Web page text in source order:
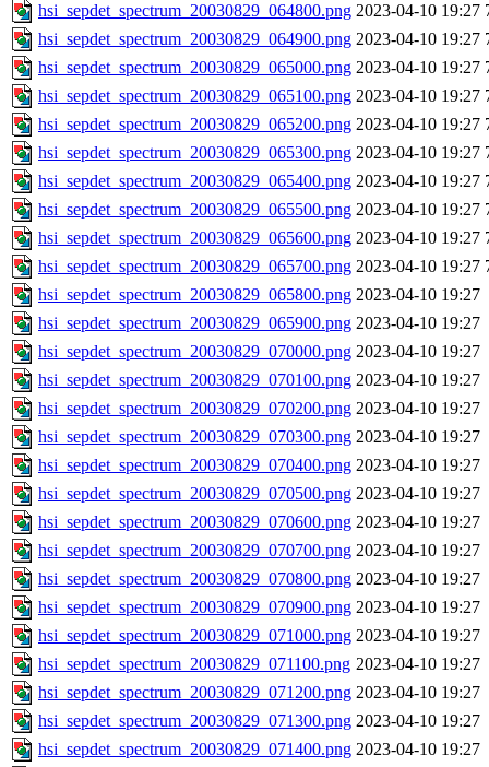
hsi_sepdet_spectrum_20030829_064800.png 2023-04-10 19:27
hsi_sepdet_spectrum_20030829_064900.png 2023-04-10 19:27
hsi_sepdet_spectrum_20030829_065000.png 2023-04-10 19:27
hsi_sepdet_spectrum_20030829_065100.png 2023-04-10 19:27
hsi_sepdet_spectrum_20030829_065200.png 2023-04-10 19:27
hsi_sepdet_spectrum_20030829_065300.png 2023-04-10 19:27
hsi_sepdet_spectrum_20030829_065400.png 2023-04-10 19:27
hsi_sepdet_spectrum_20030829_065500.png 2023-04-10 19:27
hsi_sepdet_spectrum_20030829_065600.png 2023-04-10 19:27
hsi_sepdet_spectrum_20030829_065700.png 2023-04-10 19:27
hsi_sepdet_spectrum_20030829_065800.png 2023-04-10 19:27
hsi_sepdet_spectrum_20030829_065900.png 2023-04-10 19:27
hsi_sepdet_spectrum_20030829_070000.png 2023-04-10 19:27
hsi_sepdet_spectrum_20030829_070100.png 2023-04-10 19:27
hsi_sepdet_spectrum_20030829_070200.png 2023-04-10 19:27
hsi_sepdet_spectrum_20030829_070300.png 2023-04-10 19:27
hsi_sepdet_spectrum_20030829_070400.png 2023-04-10 19:27
hsi_sepdet_spectrum_20030829_070500.png 2023-04-10 19:27
hsi_sepdet_spectrum_20030829_070600.png 2023-04-10 19:27
hsi_sepdet_spectrum_20030829_070700.png 2023-04-10 19:27
hsi_sepdet_spectrum_20030829_070800.png 2023-04-10 19:27
hsi_sepdet_spectrum_20030829_070900.png 2023-04-10 19:27
hsi_sepdet_spectrum_20030829_071000.png 2023-04-10 19:27
hsi_sepdet_spectrum_20030829_071100.png 2023-04-10 19:27
hsi_sepdet_spectrum_20030829_071200.png 2023-04-10 19:27
hsi_sepdet_spectrum_20030829_071300.png 2023-04-10 19:27
hsi_sepdet_spectrum_20030829_071400.png 2023-04-10 19:27